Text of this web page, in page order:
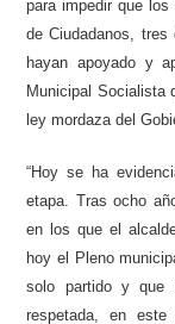
para impedir que
de Ciudadanos,
hayan apoyado y
Municipal Socialista
ley mordaza del
“Hoy se ha
etapa. Tras ocho
en los que el
hoy el Pleno
solo partido y que
respetada, en